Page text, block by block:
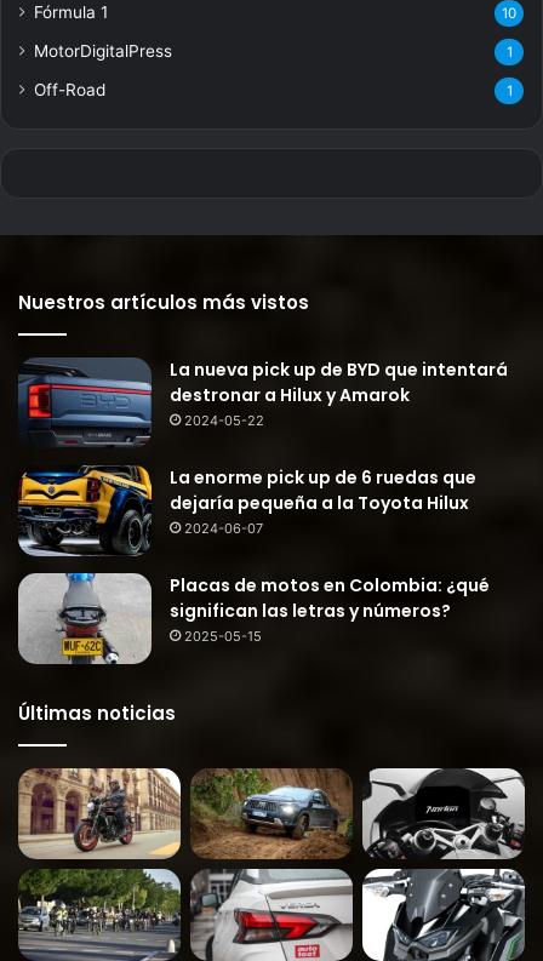
Fórmula 1 10
MotorDigitalPress 1
Off-Road 1
Nuestros artículos más vistos
La nueva pick up de BYD que intentará
destronar a Hilux y Amarok
2024-05-22
La enorme pick up de 6 ruedas que
dejaría pequeña a la Toyota Hilux
2024-06-07
Placas de motos en Colombia: ¿qué
significan las letras y números?
2025-05-15
Últimas noticias